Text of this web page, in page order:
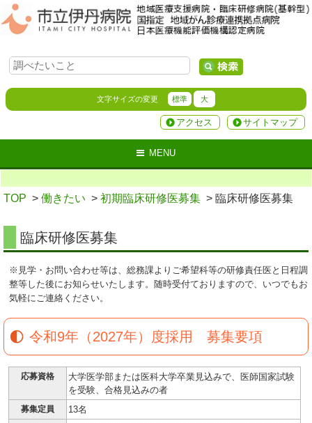
文字サイズの変更 標準 大
サイトマップ
アクセス
MENU
TOP > 働きたい > 初期臨床研修医募集 > 臨床研修医募集
臨床研修医募集
※見学・お問い合わせ等は、総務課よりご希望科等の研修責任医と日程調
整等した後にお知らせいたします。随時受付ておりますので、いつでもお
気軽にご連絡ください。
令和9年（2027年）度採用 募集要項
応募資格
大学医学部または医科大学卒業見込みで、医師国家試験
を受験、合格見込みの者
募集定員 13名